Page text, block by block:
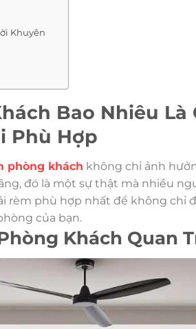
Khuyên
Bao Nhiêu Là
Phù Hợp
phòng khách không chỉ ảnh
đó là một sự thật mà nhiều
rèm phù hợp nhất để không chỉ
của bạn.
Khách Quan